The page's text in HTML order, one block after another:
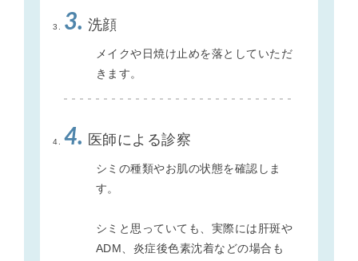
3. 洗顔
メイクや日焼け止めを落としていただ
きます。
4. 医師による診察
シミの種類やお肌の状態を確認しま
す。
シミと思っていても、実際には肝斑や
ADM、炎症後色素沈着などの場合も